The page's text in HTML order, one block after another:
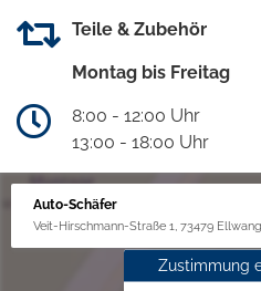
Teile & Zubehör
Montag bis Freitag
8:00 - 12:00 Uhr
13:00 - 18:00 Uhr
Auto-Schäfer
Veit-Hirschmann-Straße 1, 73479
Zustimmung